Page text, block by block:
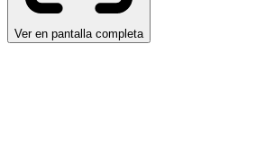
Ver en pantalla completa